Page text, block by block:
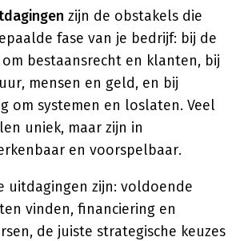
zijn de obstakels die
fase van je bedrijf: bij de
bestaansrecht en klanten, bij
mensen en geld, en bij
om systemen en loslaten. Veel
uniek, maar zijn in
en voorspelbaar.
uitdagingen zijn: voldoende
vinden, financiering en
de juiste strategische keuzes